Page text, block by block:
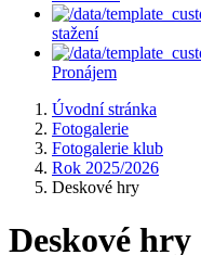
stažení
Pronájem
Úvodní stránka
Fotogalerie
Fotogalerie klub
Rok 2025/2026
Deskové hry
Deskové hry